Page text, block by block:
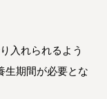
入れられるよう
生期間が必要とな